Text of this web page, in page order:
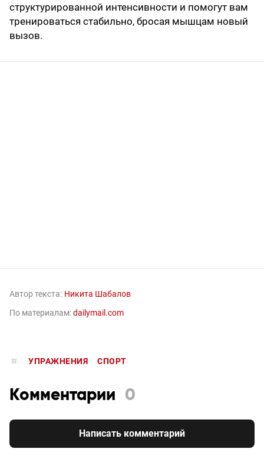
структурированной интенсивности и помогут вам
тренироваться стабильно, бросая мышцам новый
вызов.
Автор текста: Никита Шабалов
По материалам:dailymail.com
УПРАЖНЕНИЯ СПОРТ
Комментарии 0
Написать комментарий